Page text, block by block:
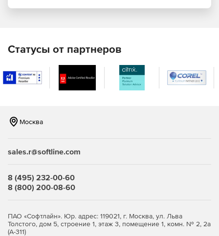
Мощный Query Analyzer показывает сводную
информацию обо всех выполняющихся запросах и
позволяет легко выявлять проблемные запросы
Статусы от партнеров
Москва
sales.r@softline.com
8 (495) 232-00-60
8 (800) 200-08-60
ПАО «Софтлайн». Юр. адрес: 119021, г. Москва, ул. Льва
Толстого, дом 5, строение 1, этаж 3, помещение 1, комн. № 2, 2а
(А-311)